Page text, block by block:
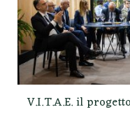
V.I.T.A.E. il